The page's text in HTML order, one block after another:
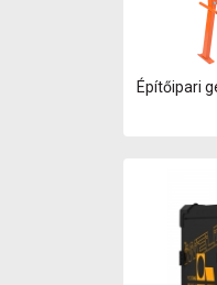
Építőipari